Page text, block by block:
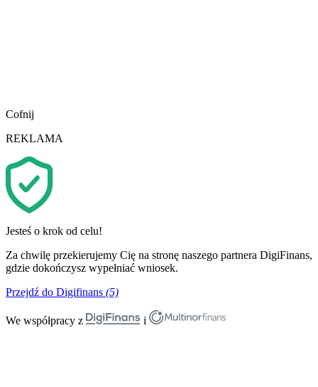
Cofnij
REKLAMA
Jesteś o krok od celu!
Za chwilę przekierujemy Cię na stronę naszego partnera DigiFinans,
gdzie dokończysz wypełniać wniosek.
Przejdź do Digifinans (5)
We współpracy z i